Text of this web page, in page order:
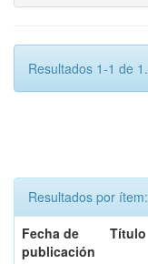
Resultados 1-1 de 1.
Resultados por ítem:
Fecha de
publicación
Título